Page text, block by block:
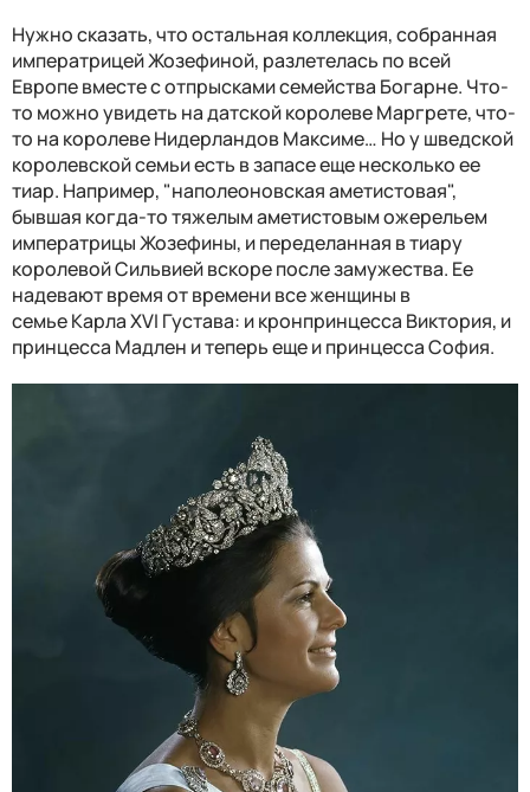
Нужно сказать, что остальная коллекция, собранная
императрицей Жозефиной, разлетелась по всей
Европе вместе с отпрысками семейства Богарне. Что-
то можно увидеть на датской королеве Маргрете, что-
то на королеве Нидерландов Максиме… Но у шведской
королевской семьи есть в запасе еще несколько ее
тиар. Например, "наполеоновская аметистовая",
бывшая когда-то тяжелым аметистовым ожерельем
императрицы Жозефины, и переделанная в тиару
королевой Сильвией вскоре после замужества. Ее
надевают время от времени все женщины в
семьеКарла XVI Густава: и кронпринцесса Виктория, и
принцесса Мадлен и теперь еще и принцесса София.